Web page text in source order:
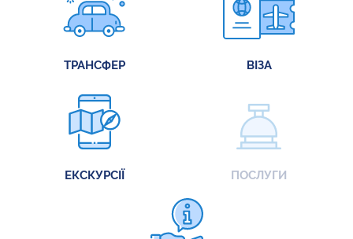
ТРАНСФЕР ВІЗА
ЕКСКУРСІЇ ПОСЛУГИ